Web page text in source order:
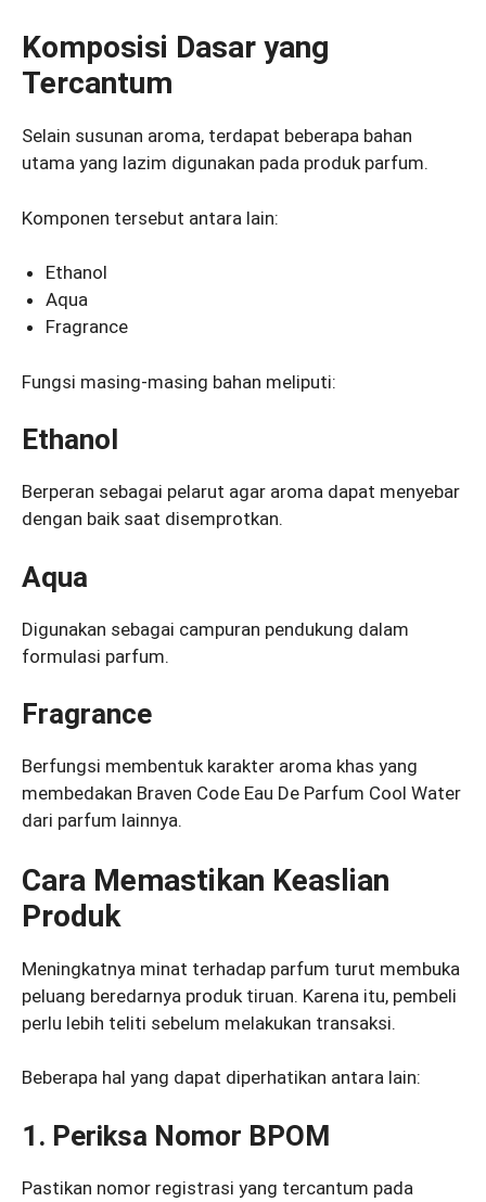
Komposisi Dasar yang
Tercantum
Selain susunan aroma, terdapat beberapa bahan
utama yang lazim digunakan pada produk parfum.
Komponen tersebut antara lain:
Ethanol
Aqua
Fragrance
Fungsi masing-masing bahan meliputi:
Ethanol
Berperan sebagai pelarut agar aroma dapat menyebar
dengan baik saat disemprotkan.
Aqua
Digunakan sebagai campuran pendukung dalam
formulasi parfum.
Fragrance
Berfungsi membentuk karakter aroma khas yang
membedakan Braven Code Eau De Parfum Cool Water
dari parfum lainnya.
Cara Memastikan Keaslian
Produk
Meningkatnya minat terhadap parfum turut membuka
peluang beredarnya produk tiruan. Karena itu, pembeli
perlu lebih teliti sebelum melakukan transaksi.
Beberapa hal yang dapat diperhatikan antara lain:
1. Periksa Nomor BPOM
Pastikan nomor registrasi yang tercantum pada